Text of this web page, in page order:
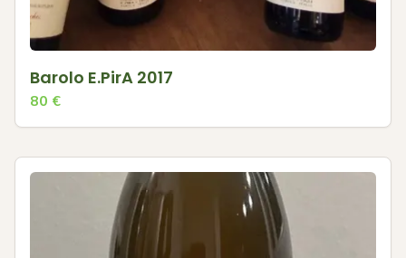
Barolo E.PirA 2017
80 €